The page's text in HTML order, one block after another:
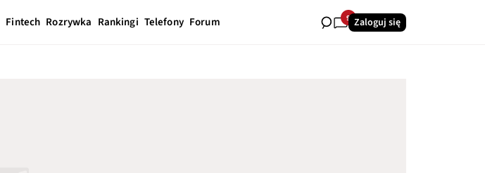
Fintech Rozrywka Rankingi Telefony Forum 9 Zaloguj się